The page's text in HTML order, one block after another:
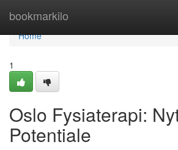
bookmarkilo
Home
Home
1
Oslo Fysiaterapi:
Potentiale